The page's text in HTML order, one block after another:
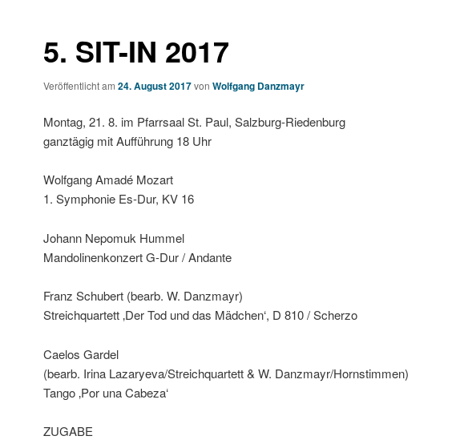
5. SIT-IN 2017
Veröffentlicht am 24. August 2017von Wolfgang Danzmayr
Montag, 21. 8. im Pfarrsaal St. Paul, Salzburg-Riedenburg
ganztägig mit Aufführung 18 Uhr
Wolfgang Amadé Mozart
1. Symphonie Es-Dur, KV 16
Johann Nepomuk Hummel
Mandolinenkonzert G-Dur / Andante
Franz Schubert (bearb. W. Danzmayr)
Streichquartett ‚Der Tod und das Mädchen‘, D 810 / Scherzo
Caelos Gardel
(bearb. Irina Lazaryeva/Streichquartett & W. Danzmayr/Hornstimmen)
Tango ‚Por una Cabeza‘
ZUGABE